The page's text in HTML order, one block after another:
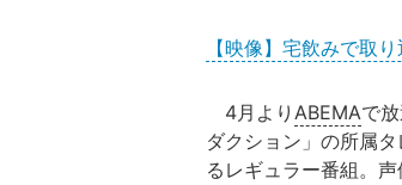
【映像】宅飲みで取
4月より ABEMAで
ダクション」の所属
るレギュラー番組。